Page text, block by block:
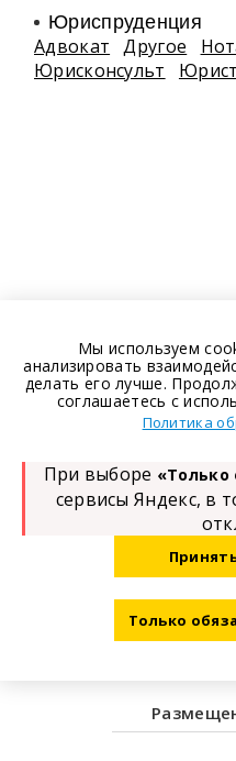
Юриспруденция
Адвокат Другое
Юрисконсульт
Юрист
Мы используем
анализировать
делать его лучше.
соглашаетесь с
Политика
При выборе «Только
сервисы Яндекс, в
Только